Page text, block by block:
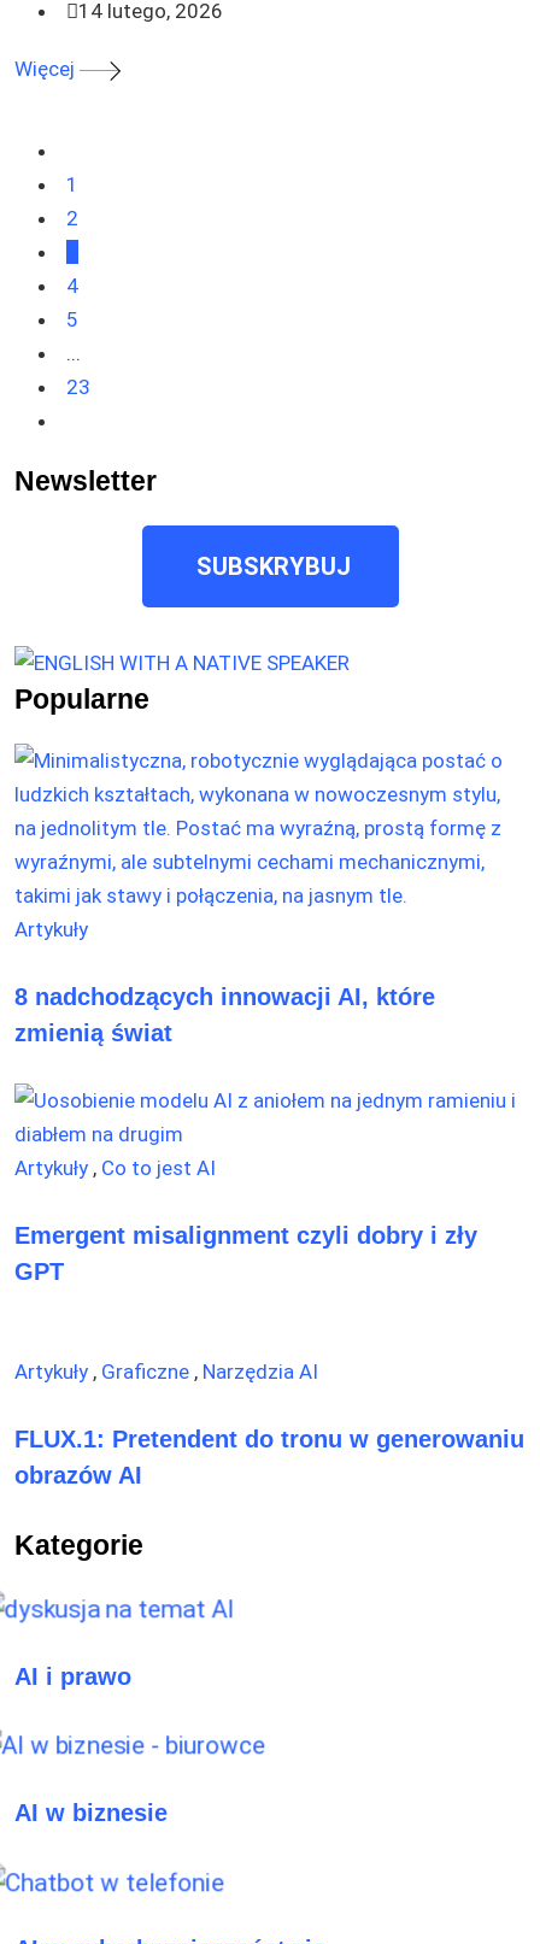
14 lutego, 2026
Więcej
1
2
4
5
...
23
Newsletter
SUBSKRYBUJ
Popularne
Artykuły
8 nadchodzących innowacji AI, które
zmienią świat
Artykuły , Co to jest AI
Emergent misalignment czyli dobry i zły
GPT
Artykuły , Graficzne , Narzędzia AI
FLUX.1: Pretendent do tronu w generowaniu
obrazów AI
Kategorie
AI i prawo
AI w biznesie